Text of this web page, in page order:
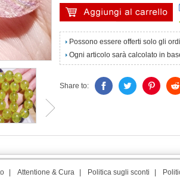
Possono essere offerti solo gli
Ogni articolo sarà calcolato in
Share to:
Attentione & Cura Politica sugli sconti